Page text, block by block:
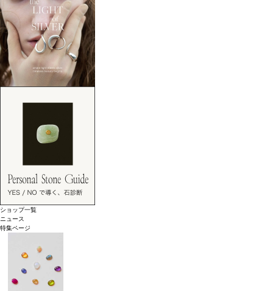
ショップ一覧
ニュース
特集ページ